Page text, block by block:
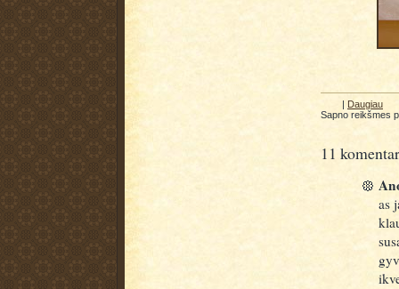
| Daugiau
Sapno reikšmes
11
as